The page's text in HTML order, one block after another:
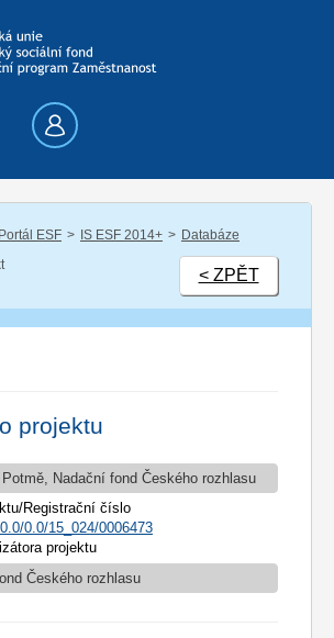
Portál ESF IS ESF 2014+
Databáze
< ZPĚT
projektu
Nadační fond Českého rozhlasu
Registrační číslo
0.0/15_024/0006473
projektu
Českého rozhlasu